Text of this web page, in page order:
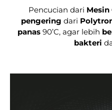
Pencucian dari Mesin
pengering dari
panas 90’C, agar lebih
bakteri